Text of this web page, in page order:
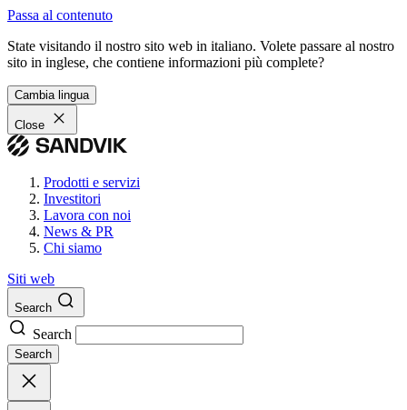
Passa al contenuto
State visitando il nostro sito web in italiano. Volete passare al nostro
sito in inglese, che contiene informazioni più complete?
Cambia lingua
Close
Prodotti e servizi
Investitori
Lavora con noi
News & PR
Chi siamo
Siti web
Search
Search
Search